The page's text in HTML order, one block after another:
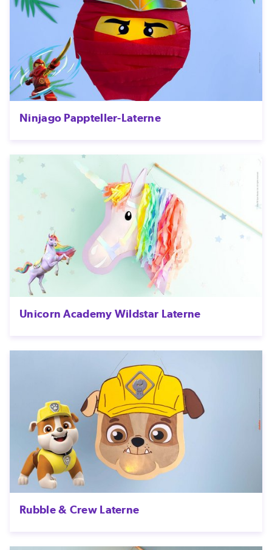
Ninjago Pappteller-Laterne
Unicorn Academy Wildstar Laterne
Rubble & Crew Laterne